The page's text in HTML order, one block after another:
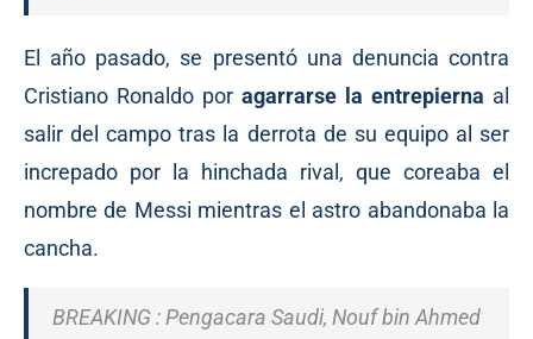
El año pasado, se presentó una denuncia contra
Cristiano Ronaldo por agarrarse la entrepierna al
salir del campo tras la derrota de su equipo al ser
increpado por la hinchada rival, que coreaba el
nombre de Messi mientras el astro abandonaba la
cancha.
BREAKING : Pengacara Saudi, Nouf bin Ahmed